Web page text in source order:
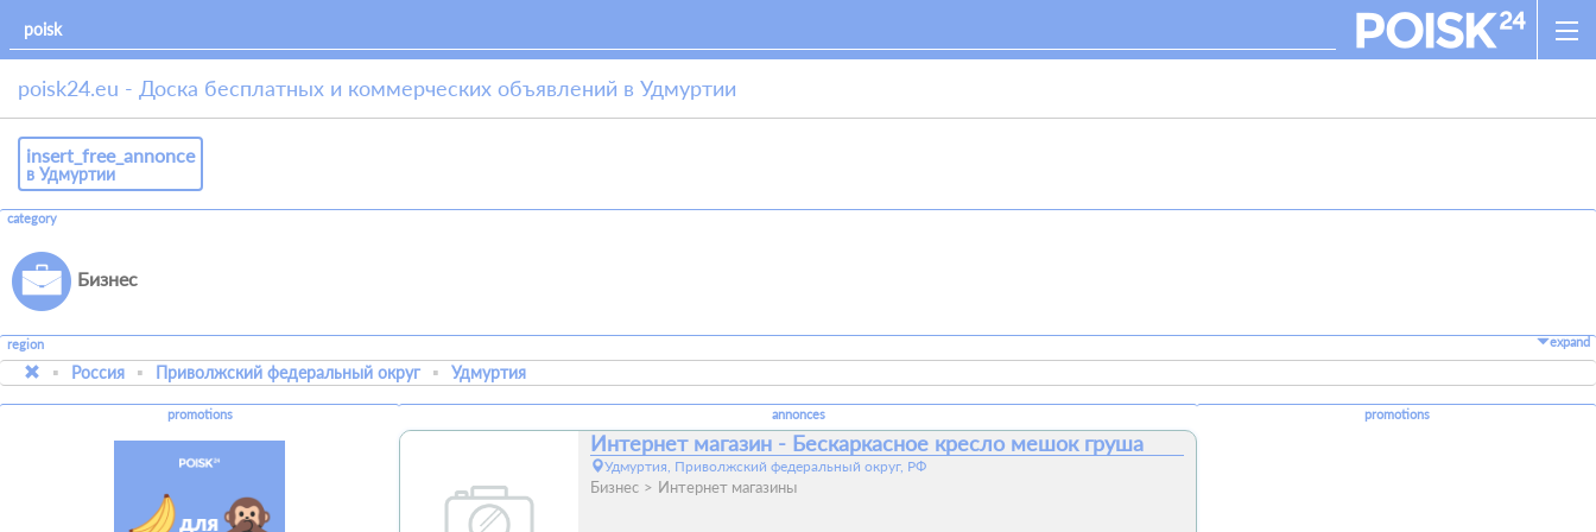
poisk24.eu - Доска бесплатных и коммерческих объявлений в Удмуртии
insert_free_annonce
в Удмуртии
category
Бизнес
region expand
Россия Приволжский федеральный округ Удмуртия
promotions promotions
annonces
Интернет магазин - Бескаркасное кресло мешок груша
Удмуртия, Приволжский федеральный округ, РФ
Бизнес Интернет магазины